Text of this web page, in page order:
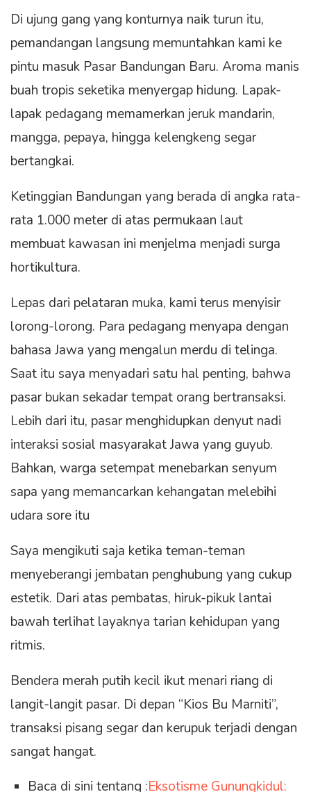
Di ujung gang yang konturnya naik turun itu,
pemandangan langsung memuntahkan kami ke
pintu masuk Pasar Bandungan Baru. Aroma manis
buah tropis seketika menyergap hidung. Lapak-
lapak pedagang memamerkan jeruk mandarin,
mangga, pepaya, hingga kelengkeng segar
bertangkai.
Ketinggian Bandungan yang berada di angka rata-
rata 1.000 meter di atas permukaan laut
membuat kawasan ini menjelma menjadi surga
hortikultura.
Lepas dari pelataran muka, kami terus menyisir
lorong-lorong. Para pedagang menyapa dengan
bahasa Jawa yang mengalun merdu di telinga.
Saat itu saya menyadari satu hal penting, bahwa
pasar bukan sekadar tempat orang bertransaksi.
Lebih dari itu, pasar menghidupkan denyut nadi
interaksi sosial masyarakat Jawa yang guyub.
Bahkan, warga setempat menebarkan senyum
sapa yang memancarkan kehangatan melebihi
udara sore itu
Saya mengikuti saja ketika teman-teman
menyeberangi jembatan penghubung yang cukup
estetik. Dari atas pembatas, hiruk-pikuk lantai
bawah terlihat layaknya tarian kehidupan yang
ritmis.
Bendera merah putih kecil ikut menari riang di
langit-langit pasar. Di depan “Kios Bu Marniti”,
transaksi pisang segar dan kerupuk terjadi dengan
sangat hangat.
Baca di sini tentang :Eksotisme Gunungkidul: